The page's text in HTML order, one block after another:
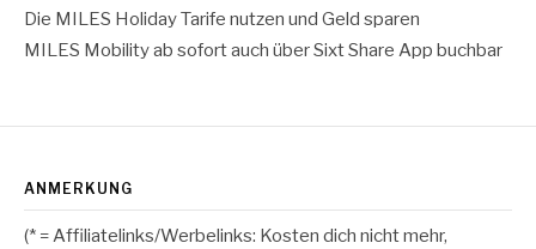
Die MILES Holiday Tarife nutzen und Geld sparen
MILES Mobility ab sofort auch über Sixt Share App buchbar
ANMERKUNG
(* = Affiliatelinks/Werbelinks: Kosten dich nicht mehr,